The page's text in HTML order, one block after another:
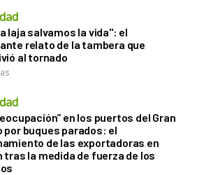
laja salvamos la vida": el
relato de la tambera que
al tornado
en los puertos del Gran
por buques parados: el
de las exportadoras en
tras la medida de fuerza de los